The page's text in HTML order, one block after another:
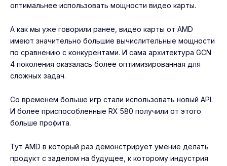
оптимальнее использовать мощности видео карты.
А как мы уже говорили ранее, видео карты от AMD
имеют значительно большие вычислительные мощности
по сравнению с конкурентами. И сама архитектура GCN
4 поколения оказалась более оптимизированная для
сложных задач.
Со временем больше игр стали использовать новый API.
И более приспособленные RX 580 получили от этого
больше профита.
Тут AMD в который раз демонстрирует умение делать
продукт с заделом на будущее, к которому индустрия